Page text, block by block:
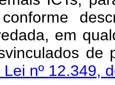
em
nº 12.349,